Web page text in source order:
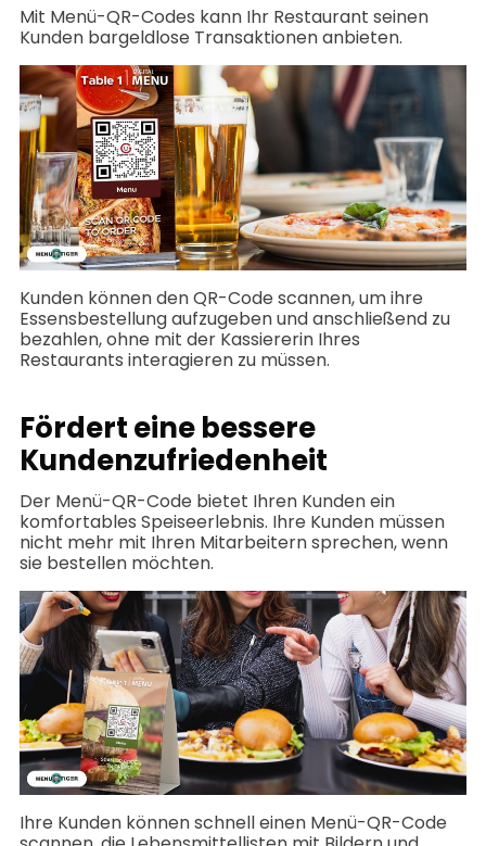
Mit Menü-QR-Codes kann Ihr Restaurant seinen
Kunden bargeldlose Transaktionen anbieten.
Kunden können den QR-Code scannen, um ihre
Essensbestellung aufzugeben und anschließend zu
bezahlen, ohne mit der Kassiererin Ihres
Restaurants interagieren zu müssen.
Fördert eine bessere
Kundenzufriedenheit
Der Menü-QR-Code bietet Ihren Kunden ein
komfortables Speiseerlebnis. Ihre Kunden müssen
nicht mehr mit Ihren Mitarbeitern sprechen, wenn
sie bestellen möchten.
Ihre Kunden können schnell einen Menü-QR-Code